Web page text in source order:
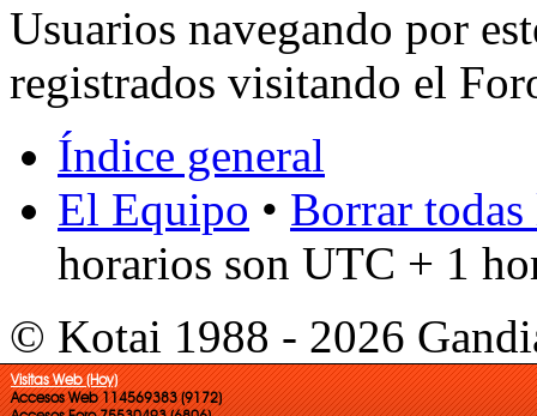
Usuarios navegando por
registrados visitando el
Índice general
El Equipo • Borrar
horarios son UTC + 1
© Kotai 1988 - 2026
Visitas Web (Hoy)
Accesos Web 114569383 (9172)